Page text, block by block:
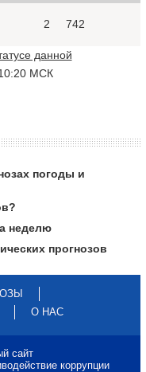
2 742
данной
МСК
погоды и
неделю
прогнозов
О НАС
сайт
коррупции